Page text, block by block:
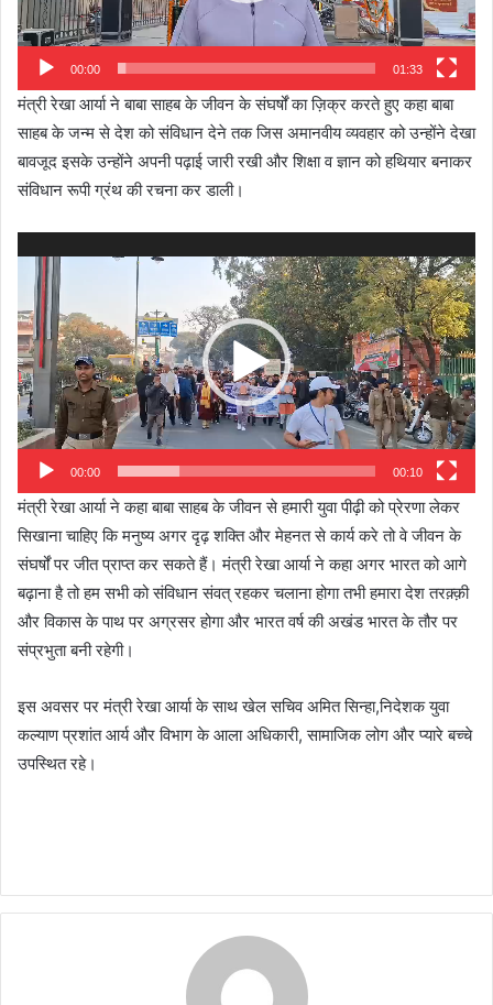
00:00 01:33
मंत्री रेखा आर्या ने बाबा साहब के जीवन के संघर्षों का ज़िक्र करते हुए कहा बाबा
साहब के जन्म से देश को संविधान देने तक जिस अमानवीय व्यवहार को उन्होंने देखा
बावजूद इसके उन्होंने अपनी पढ़ाई जारी रखी और शिक्षा व ज्ञान को हथियार बनाकर
संविधान रूपी ग्रंथ की रचना कर डाली।
Player
00:00 00:10
मंत्री रेखा आर्या ने कहा बाबा साहब के जीवन से हमारी युवा पीढ़ी को प्रेरणा लेकर
सिखाना चाहिए कि मनुष्य अगर दृढ़ शक्ति और मेहनत से कार्य करे तो वे जीवन के
संघर्षों पर जीत प्राप्त कर सकते हैं। मंत्री रेखा आर्या ने कहा अगर भारत को आगे
बढ़ाना है तो हम सभी को संविधान संवत् रहकर चलाना होगा तभी हमारा देश तरक़्क़ी
और विकास के पाथ पर अग्रसर होगा और भारत वर्ष की अखंड भारत के तौर पर
संप्रभुता बनी रहेगी।
इस अवसर पर मंत्री रेखा आर्या के साथ खेल सचिव अमित सिन्हा,निदेशक युवा
कल्याण प्रशांत आर्य और विभाग के आला अधिकारी, सामाजिक लोग और प्यारे बच्चे
उपस्थित रहे।